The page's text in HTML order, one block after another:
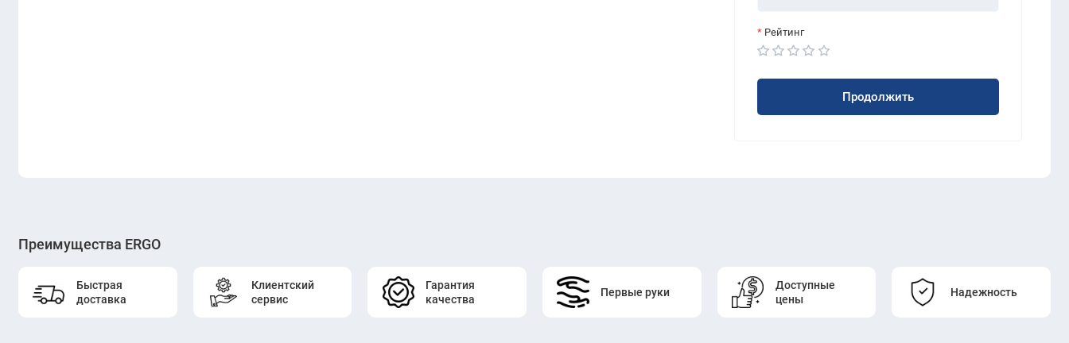
Рейтинг
Продолжить
Преимущества ERGO
Быстрая
доставка
Клиентский
сервис
Гарантия
качества
Первые руки
Доступные
цены
Надежность